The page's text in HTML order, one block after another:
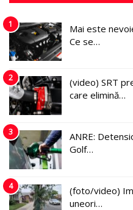
1
Mai este
Ce se…
2
(video) SRT
care elimină…
3
ANRE:
Golf…
4
(foto/video)
uneori…